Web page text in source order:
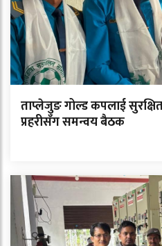
ताप्लेजुङ गोल्ड कपलाई
प्रहरीसँग समन्वय बैठक